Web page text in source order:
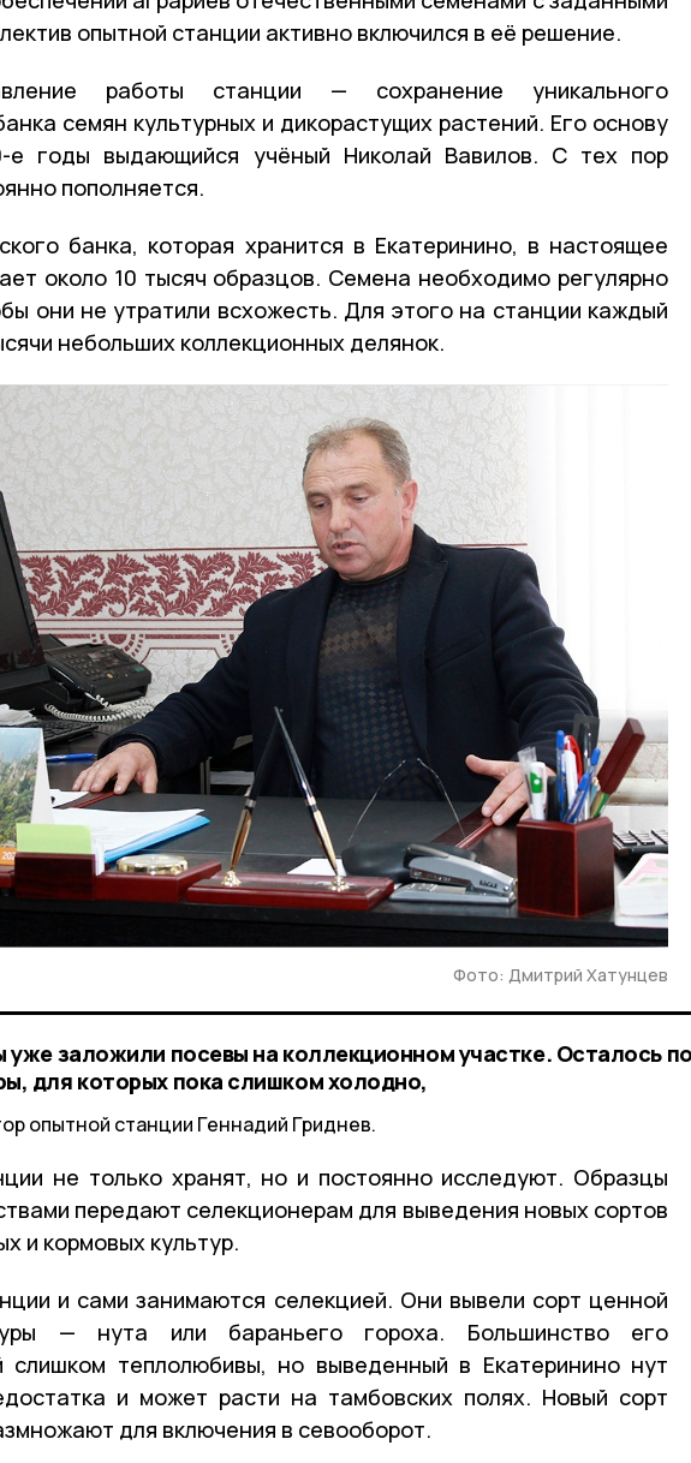
опытной станции активно включился в её решение.
работы станции — сохранение уникального
семян культурных и дикорастущих растений. Его основу
е годы выдающийся учёный Николай Вавилов. С тех пор
пополняется.
банка, которая хранится в Екатеринино, в настоящее
около 10 тысяч образцов. Семена необходимо регулярно
они не утратили всхожесть. Для этого на станции каждый
небольших коллекционных делянок.
Фото: Дмитрий Хатунцев
уже заложили посевы на коллекционном участке. Осталось
для которых пока слишком холодно,
опытной станции Геннадий Гриднев.
не только хранят, но и постоянно исследуют. Образцы
передают селекционерам для выведения новых сортов
и кормовых культур.
и сами занимаются селекцией. Они вывели сорт ценной
— нута или бараньего гороха. Большинство его
слишком теплолюбивы, но выведенный в Екатеринино нут
и может расти на тамбовских полях. Новый сорт
для включения в севооборот.